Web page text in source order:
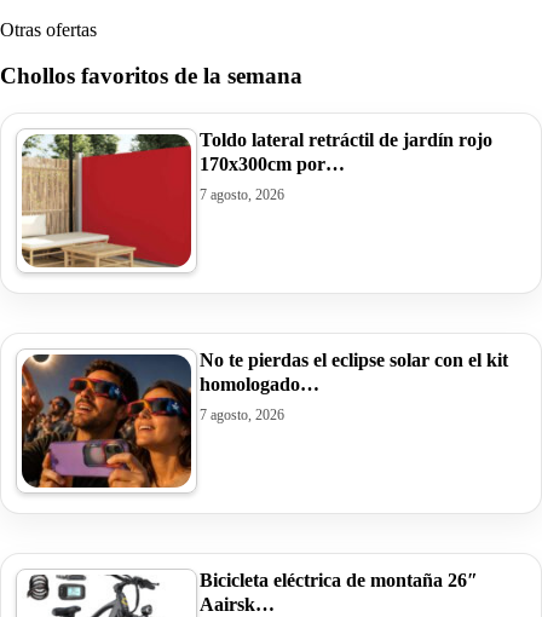
Otras ofertas
Chollos favoritos de la semana
Toldo lateral retráctil de jardín rojo
170x300cm por…
7 agosto, 2026
No te pierdas el eclipse solar con el kit
homologado…
7 agosto, 2026
Bicicleta eléctrica de montaña 26″
Aairsk…